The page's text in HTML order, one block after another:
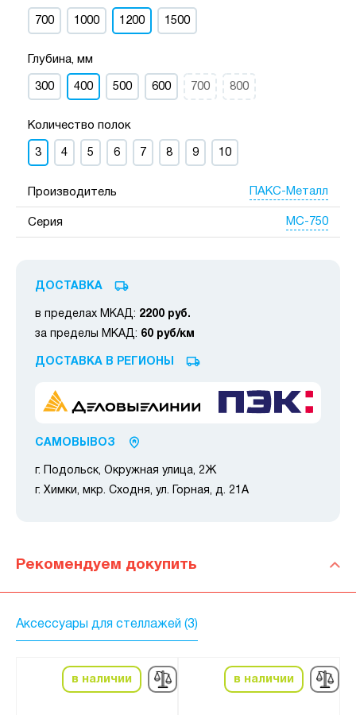
700 1000 1200 1500
Глубина, мм
300 400 500 600 700 800
Количество полок
3 4 5 6 7 8 9 10
Производитель ПАКС-Металл
Серия МС-750
ДОСТАВКА
в пределах МКАД: 2200 руб.
за пределы МКАД: 60 руб/км
ДОСТАВКА В РЕГИОНЫ
САМОВЫВОЗ
г. Подольск, Окружная улица, 2Ж
г. Химки, мкр. Сходня, ул. Горная, д. 21А
Рекомендуем докупить
Аксессуары для стеллажей (3)
в наличии в наличии